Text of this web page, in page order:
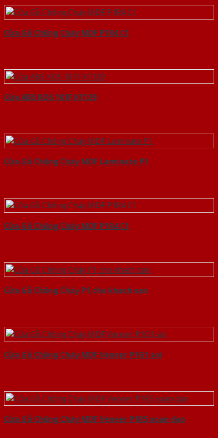
Cửa Gỗ Chống Cháy MDF P1R4 C1
Cửa ABS KOS 101F K1129
Cửa Gỗ Chống Cháy MDF Laminate P1
Cửa Gỗ Chống Cháy MDF P1R4 C1
Cửa Gỗ Chống Cháy P1 cho khach san
Cửa Gỗ Chống Cháy MDF Veneer P1G1 soi
Cửa Gỗ Chống Cháy MDF Veneer P1R5 xoan dao